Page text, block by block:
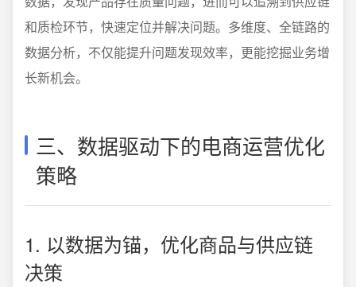
和质检环节，快速定位并解决问题。多维度、全链路的
数据分析，不仅能提升问题发现效率，更能挖掘业务增
长新机会。
三、数据驱动下的电商运营优化
策略
1. 以数据为锚，优化商品与供应链
决策